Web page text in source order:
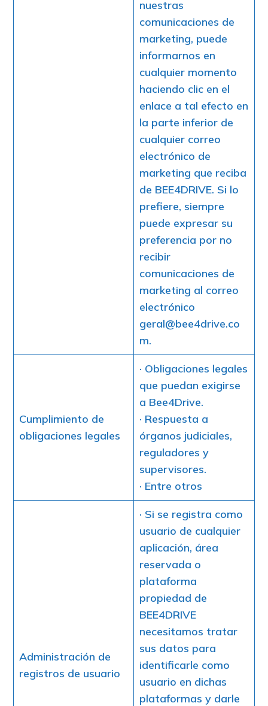
nuestras
comunicaciones de
marketing, puede
informarnos en
cualquier momento
haciendo clic en el
enlace a tal efecto en
la parte inferior de
cualquier correo
electrónico de
marketing que reciba
de BEE4DRIVE. Si lo
prefiere, siempre
puede expresar su
preferencia por no
recibir
comunicaciones de
marketing al correo
electrónico
geral@bee4drive.co
m.
Cumplimiento de
obligaciones legales
· Obligaciones legales
que puedan exigirse
a Bee4Drive.
· Respuesta a
órganos judiciales,
reguladores y
supervisores.
· Entre otros
Administración de
registros de usuario
· Si se registra como
usuario de cualquier
aplicación, área
reservada o
plataforma
propiedad de
BEE4DRIVE
necesitamos tratar
sus datos para
identificarle como
usuario en dichas
plataformas y darle